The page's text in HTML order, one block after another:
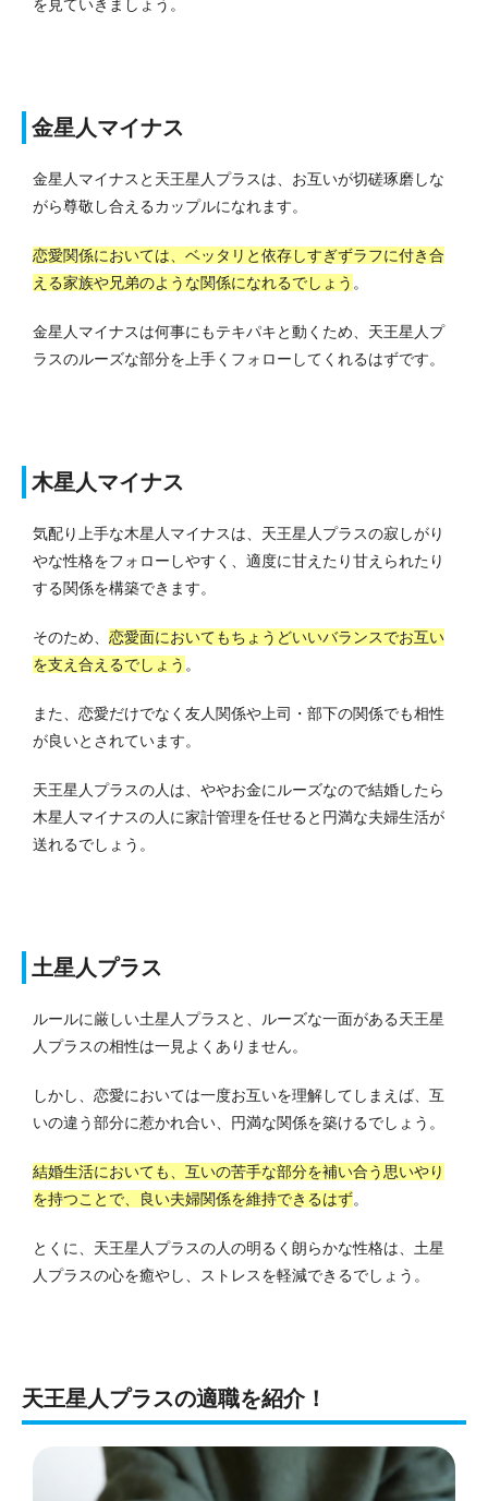
を見ていきましょう。
金星人マイナス
金星人マイナスと天王星人プラスは、お互いが切磋琢磨しな
がら尊敬し合えるカップルになれます。
恋愛関係においては、ベッタリと依存しすぎずラフに付き合
える家族や兄弟のような関係になれるでしょう 。
金星人マイナスは何事にもテキパキと動くため、天王星人プ
ラスのルーズな部分を上手くフォローしてくれるはずです。
木星人マイナス
気配り上手な木星人マイナスは、天王星人プラスの寂しがり
やな性格をフォローしやすく、適度に甘えたり甘えられたり
する関係を構築できます。
そのため、 恋愛面においてもちょうどいいバランスでお互い
を支え合えるでしょう 。
また、恋愛だけでなく友人関係や上司・部下の関係でも相性
が良いとされています。
天王星人プラスの人は、ややお金にルーズなので結婚したら
木星人マイナスの人に家計管理を任せると円満な夫婦生活が
送れるでしょう。
土星人プラス
ルールに厳しい土星人プラスと、ルーズな一面がある天王星
人プラスの相性は一見よくありません。
しかし、恋愛においては一度お互いを理解してしまえば、互
いの違う部分に惹かれ合い、円満な関係を築けるでしょう。
結婚生活においても、互いの苦手な部分を補い合う思いやり
を持つことで、良い夫婦関係を維持できるはず。
とくに、天王星人プラスの人の明るく朗らかな性格は、土星
人プラスの心を癒やし、ストレスを軽減できるでしょう。
天王星人プラスの適職を紹介！